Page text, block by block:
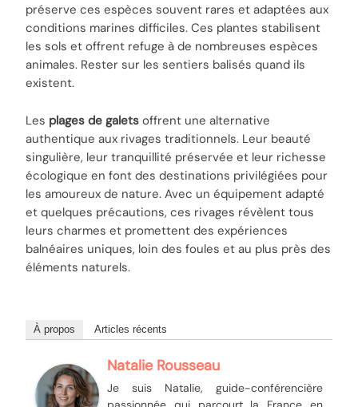
préserve ces espèces souvent rares et adaptées aux
conditions marines difficiles. Ces plantes stabilisent
les sols et offrent refuge à de nombreuses espèces
animales. Rester sur les sentiers balisés quand ils
existent.
Les plages de galets offrent une alternative
authentique aux rivages traditionnels. Leur beauté
singulière, leur tranquillité préservée et leur richesse
écologique en font des destinations privilégiées pour
les amoureux de nature. Avec un équipement adapté
et quelques précautions, ces rivages révèlent tous
leurs charmes et promettent des expériences
balnéaires uniques, loin des foules et au plus près des
éléments naturels.
À propos Articles récents
Natalie Rousseau
Je suis Natalie, guide-conférencière